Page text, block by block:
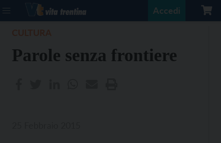
Accedi
Parole senza frontiere